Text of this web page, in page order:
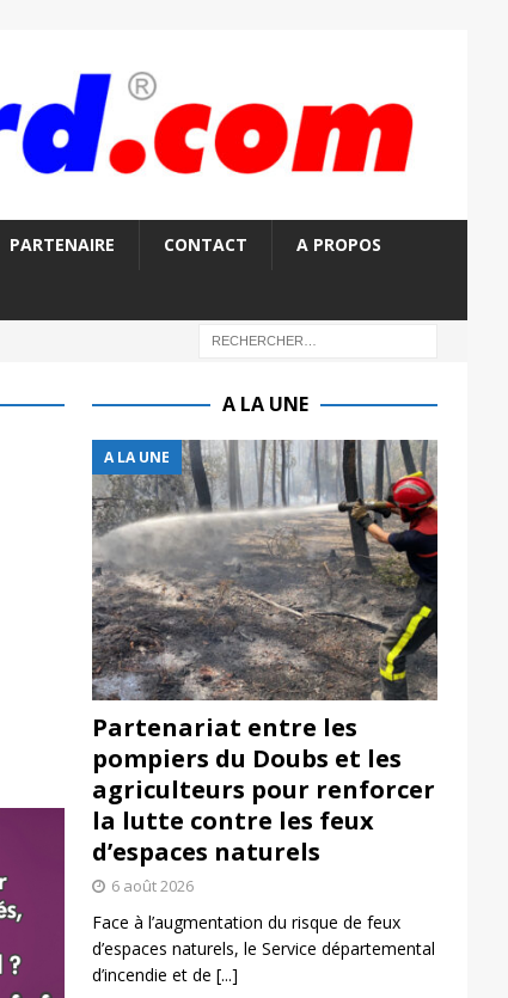
PARTENAIRE CONTACT A PROPOS
A LA UNE
A LA UNE
Partenariat entre les
pompiers du Doubs et les
agriculteurs pour renforcer
la lutte contre les feux
d’espaces naturels
6 août 2026
Face à l’augmentation du risque de feux
d’espaces naturels, le Service départemental
d’incendie et de [...]